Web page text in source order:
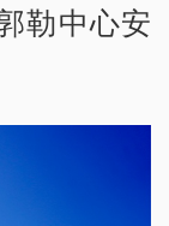
勒中心安